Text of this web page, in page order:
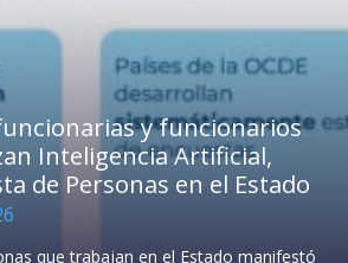
y funcionarios
Inteligencia Artificial,
de Personas en el Estado
que trabajan en el Estado manifestó